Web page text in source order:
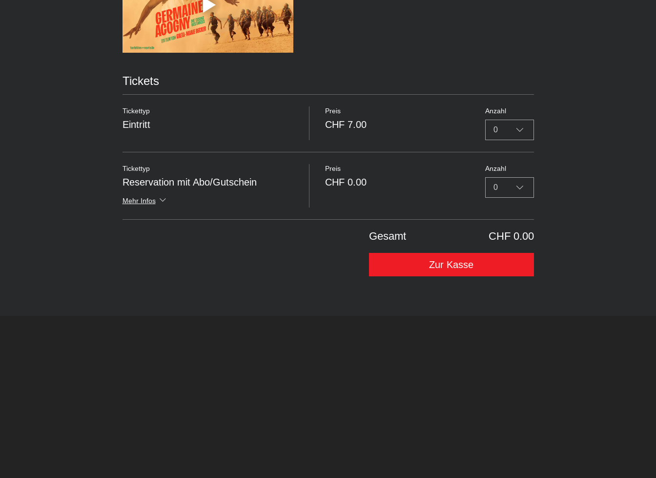
Tickets
Tickettyp
Eintritt
Preis
CHF 7.00
Anzahl
0
Tickettyp
Reservation mit Abo/Gutschein
Mehr Infos
Preis
CHF 0.00
Anzahl
0
Gesamt CHF 0.00
Zur Kasse